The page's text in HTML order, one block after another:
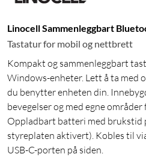
Linocell Sammenleggbart
Tastatur for mobil og nettbrett
Kompakt og sammenleggbart
Windows-enheter. Lett å ta med
du benytter enheten din.
bevegelser og med egne
Oppladbart batteri med brukstid
styreplaten aktivert). Kobles til
USB-C-porten på siden.